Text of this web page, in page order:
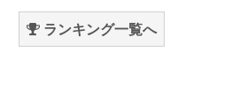
ランキング一覧へ